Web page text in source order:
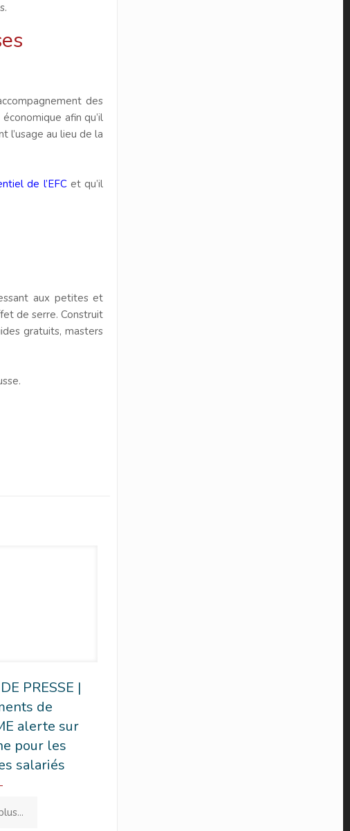
des
afin qu’il
l’usage au lieu de la
de l’EFCet qu’il
aux petites et
de serre. Construit
gratuits, masters
PRESSE |
de
alerte sur
pour les
salariés